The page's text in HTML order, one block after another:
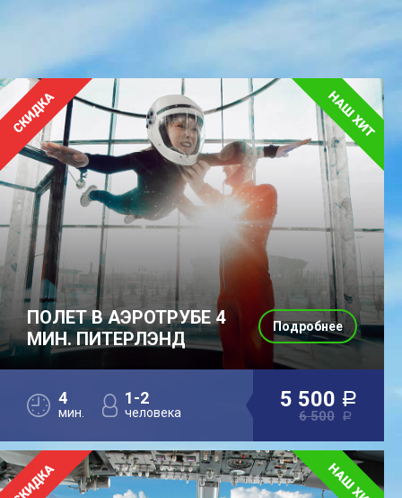
ПОЛЕТ В АЭРОТРУБЕ 4
МИН. ПИТЕРЛЭНД
4
мин.
1-2
человека
5 500 a
6 500 a
Подробнее